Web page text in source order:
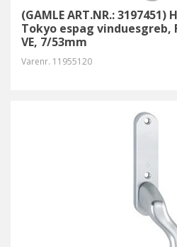
(GAMLE ART.NR.: 3197451)
Tokyo espag vinduesgreb,
VE, 7/53mm
Varenr. 11955120